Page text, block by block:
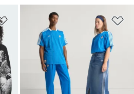
Adicionar à Lista de Desejos